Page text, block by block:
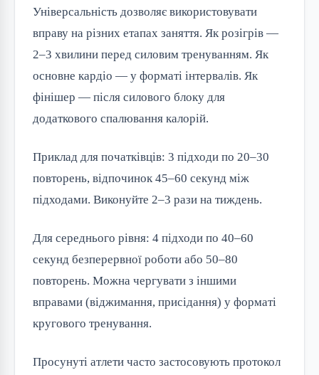
Універсальність дозволяє використовувати
вправу на різних етапах заняття. Як розігрів —
2–3 хвилини перед силовим тренуванням. Як
основне кардіо — у форматі інтервалів. Як
фінішер — після силового блоку для
додаткового спалювання калорій.
Приклад для початківців: 3 підходи по 20–30
повторень, відпочинок 45–60 секунд між
підходами. Виконуйте 2–3 рази на тиждень.
Для середнього рівня: 4 підходи по 40–60
секунд безперервної роботи або 50–80
повторень. Можна чергувати з іншими
вправами (віджимання, присідання) у форматі
кругового тренування.
Просунуті атлети часто застосовують протокол